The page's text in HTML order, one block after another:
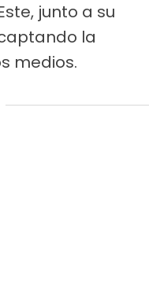
junto a su
la
medios.